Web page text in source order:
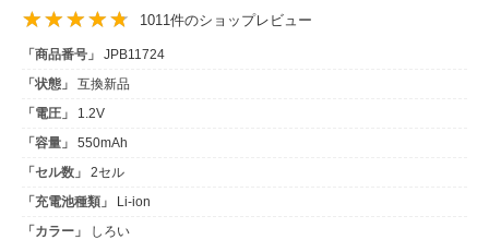
1011件のショップレビュー
「商品番号」
JPB11724
「状態」
互換新品
「電圧」
1.2V
「容量」
550mAh
「セル数」
2セル
「充電池種類」
Li-ion
「カラー」
しろい